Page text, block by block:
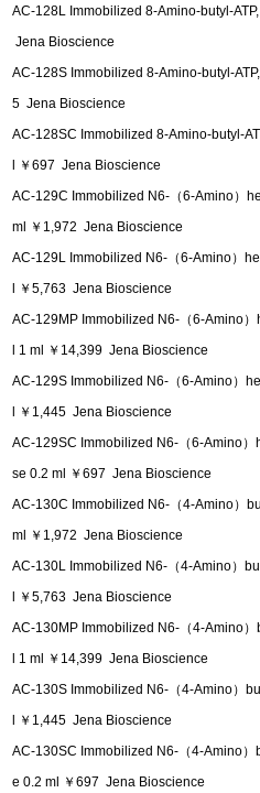
AC-128L Immobilized 8-Amino-butyl-
Jena Bioscience
AC-128S Immobilized 8-Amino-butyl-
5 Jena Bioscience
AC-128SC Immobilized 8-Amino-butyl-
l ￥697 Jena Bioscience
AC-129C Immobilized N6-（6-Amino）
ml ￥1,972 Jena Bioscience
AC-129L Immobilized N6-（6-Amino）
l ￥5,763 Jena Bioscience
AC-129MP Immobilized N6-（6-Amino
l 1 ml ￥14,399 Jena Bioscience
AC-129S Immobilized N6-（6-Amino）
l ￥1,445 Jena Bioscience
AC-129SC Immobilized N6-（6-Amino
se 0.2 ml ￥697 Jena Bioscience
AC-130C Immobilized N6-（4-Amino）
ml ￥1,972 Jena Bioscience
AC-130L Immobilized N6-（4-Amino）
l ￥5,763 Jena Bioscience
AC-130MP Immobilized N6-（4-Amino
l 1 ml ￥14,399 Jena Bioscience
AC-130S Immobilized N6-（4-Amino）
l ￥1,445 Jena Bioscience
AC-130SC Immobilized N6-（4-Amino
e 0.2 ml ￥697 Jena Bioscience